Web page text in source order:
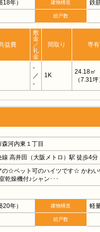
年） 建物構造 鉄
総戸数
益費
敷
金
／
礼
金
間取り 専
-
／
-
1K
24.18㎡
（7.31坪
河内東１丁目
高井田（大阪メトロ）駅 徒歩4分
の☆ペット可のハイツです☆ かわい
乾燥機付♪シャン･･･
年） 建物構造 軽
総戸数